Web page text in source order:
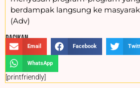
berdampak langsung ke
(Adv)
BAGIKAN :
Email Facebook
WhatsApp
[printfriendly]